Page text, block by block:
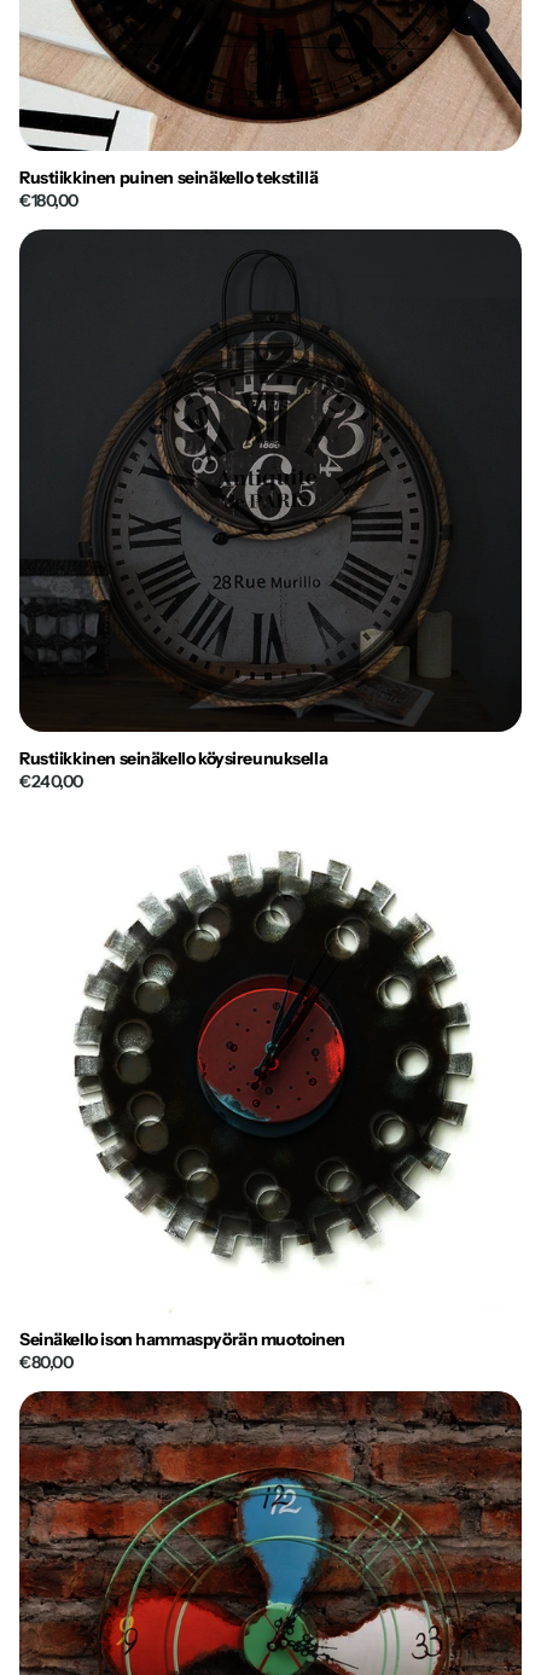
Rustiikkinen puinen seinäkello tekstillä
€180,00
Rustiikkinen seinäkello köysireunuksella
€240,00
Seinäkello ison hammaspyörän muotoinen
€80,00